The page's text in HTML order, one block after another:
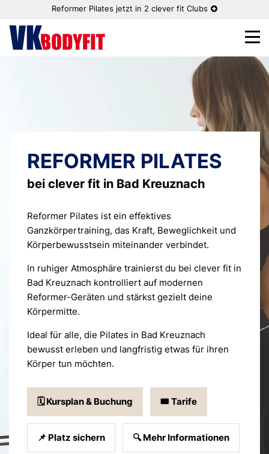
Reformer Pilates jetzt in 2 clever fit Clubs
REFORMER PILATES
bei clever fit in Bad Kreuznach
Reformer Pilates ist ein effektives
Ganzkörpertraining, das Kraft, Beweglichkeit und
Körperbewusstsein miteinander verbindet.
In ruhiger Atmosphäre trainierst du bei clever fit in
Bad Kreuznach kontrolliert auf modernen
Reformer-Geräten und stärkst gezielt deine
Körpermitte.
Ideal für alle, die Pilates in Bad Kreuznach
bewusst erleben und langfristig etwas für ihren
Körper tun möchten.
🗓️ Kursplan & Buchung 🎟️ Tarife
📌 Platz sichern 🔍 Mehr Informationen